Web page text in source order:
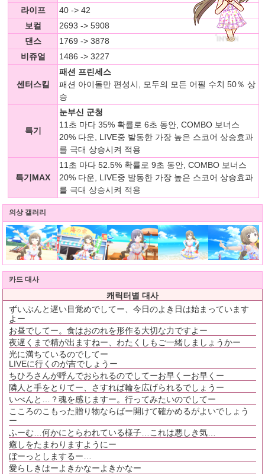
라이프
40 -> 42
보컬
2693 -> 5908
댄스
1769 -> 3878
비쥬얼
1486 -> 3227
센터스킬
패션 프린세스
패션 아이돌만 편성시, 모두의 모든 어필 수치 50％ 상
승
특기
눈부신 군청
11초 마다 35% 확률로 6초 동안, COMBO 보너스
20% 다운, LIVE중 발동한 가장 높은 스코어 상승효과
를 극대 상승시켜 적용
특기MAX
11초 마다 52.5% 확률로 9초 동안, COMBO 보너스
20% 다운, LIVE중 발동한 가장 높은 스코어 상승효과
를 극대 상승시켜 적용
의상 갤러리
카드 대사
캐릭터별 대사
ずいぶんと遅い目覚めでしてー、今日のよき日は始まっています
よー
お昼でしてー。食はおのれを形作る大切な力ですよー
夜遅くまで精が出ますねー、わたくしもご一緒しましょうかー
光に満ちているのでしてー
LIVEに行くのが吉でしょうー
ちひろさんが呼んでおられるのでしてーお早くーお早くー
隣人と手をとりてー、さすれば輪を広げられるでしょうー
いべんと…？魂を感じますー。行ってみたいのでしてー
こころのこもった贈り物ならばー開けて確かめるがよいでしょう
ー
ふーむ…何かにとらわれている様子…これは悪しき気…
癒しをたまわりますようにー
ぼーっとしまするー…
愛らしきはーよきかなーよきかなー